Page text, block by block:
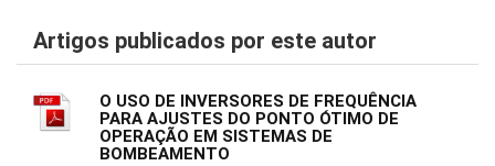
Artigos publicados por este autor
O USO DE INVERSORES DE FREQUÊNCIA
PARA AJUSTES DO PONTO ÓTIMO DE
OPERAÇÃO EM SISTEMAS DE
BOMBEAMENTO